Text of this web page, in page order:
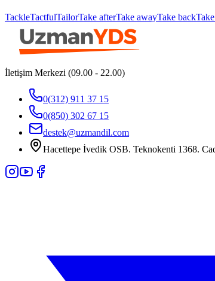
TackleTactfulTailorTake afterTake awayTake back
İletişim Merkezi (09.00 - 22.00)
0(312) 911 37 15
0(850) 302 67 15
destek@uzmandil.com
Hacettepe İvedik OSB. Teknokenti 1368.